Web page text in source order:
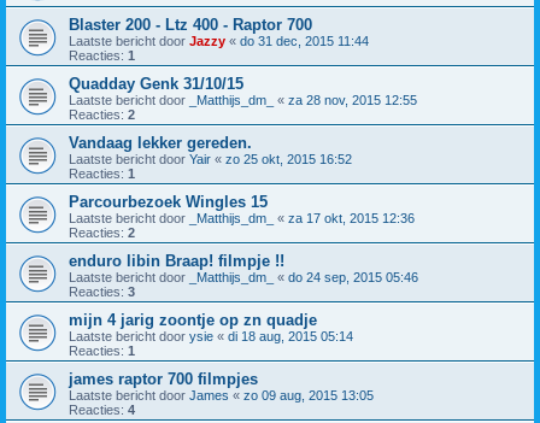
Blaster 200 - Ltz 400 - Raptor 700
Laatste bericht door Jazzy « do 31 dec, 2015 11:44
Reacties: 1
Quadday Genk 31/10/15
Laatste bericht door _Matthijs_dm_ « za 28 nov, 2015 12:55
Reacties: 2
Vandaag lekker gereden.
Laatste bericht door Yair « zo 25 okt, 2015 16:52
Reacties: 1
Parcourbezoek Wingles 15
Laatste bericht door _Matthijs_dm_ « za 17 okt, 2015 12:36
Reacties: 2
enduro libin Braap! filmpje !!
Laatste bericht door _Matthijs_dm_ « do 24 sep, 2015 05:46
Reacties: 3
mijn 4 jarig zoontje op zn quadje
Laatste bericht door ysie « di 18 aug, 2015 05:14
Reacties: 1
james raptor 700 filmpjes
Laatste bericht door James « zo 09 aug, 2015 13:05
Reacties: 4